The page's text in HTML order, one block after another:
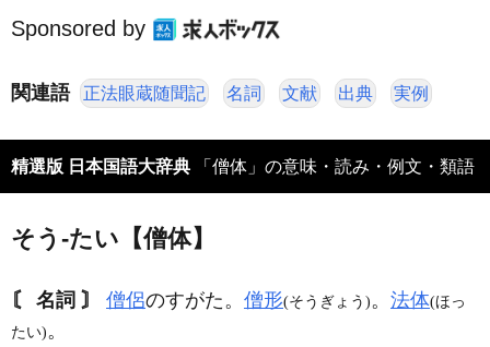
Sponsored by
関連語 正法眼蔵随聞記 名詞 文献 出典 実例
精選版 日本国語大辞典 「僧体」の意味・読み・例文・類語
そう‐たい【僧体】
〘 名詞 〙 僧侶のすがた。 僧形(そうぎょう)。 法体(ほっ
たい)。